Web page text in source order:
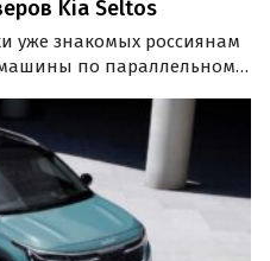
Kia Seltos
уже знакомых россиянам
машины по параллельному
в июле
сообщает портал…